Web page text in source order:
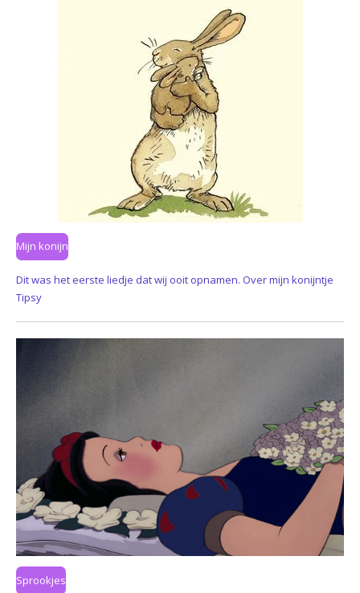
Mijn konijn
Dit was het eerste liedje dat wij ooit opnamen. Over mijn konijntje
Tipsy
Sprookjes